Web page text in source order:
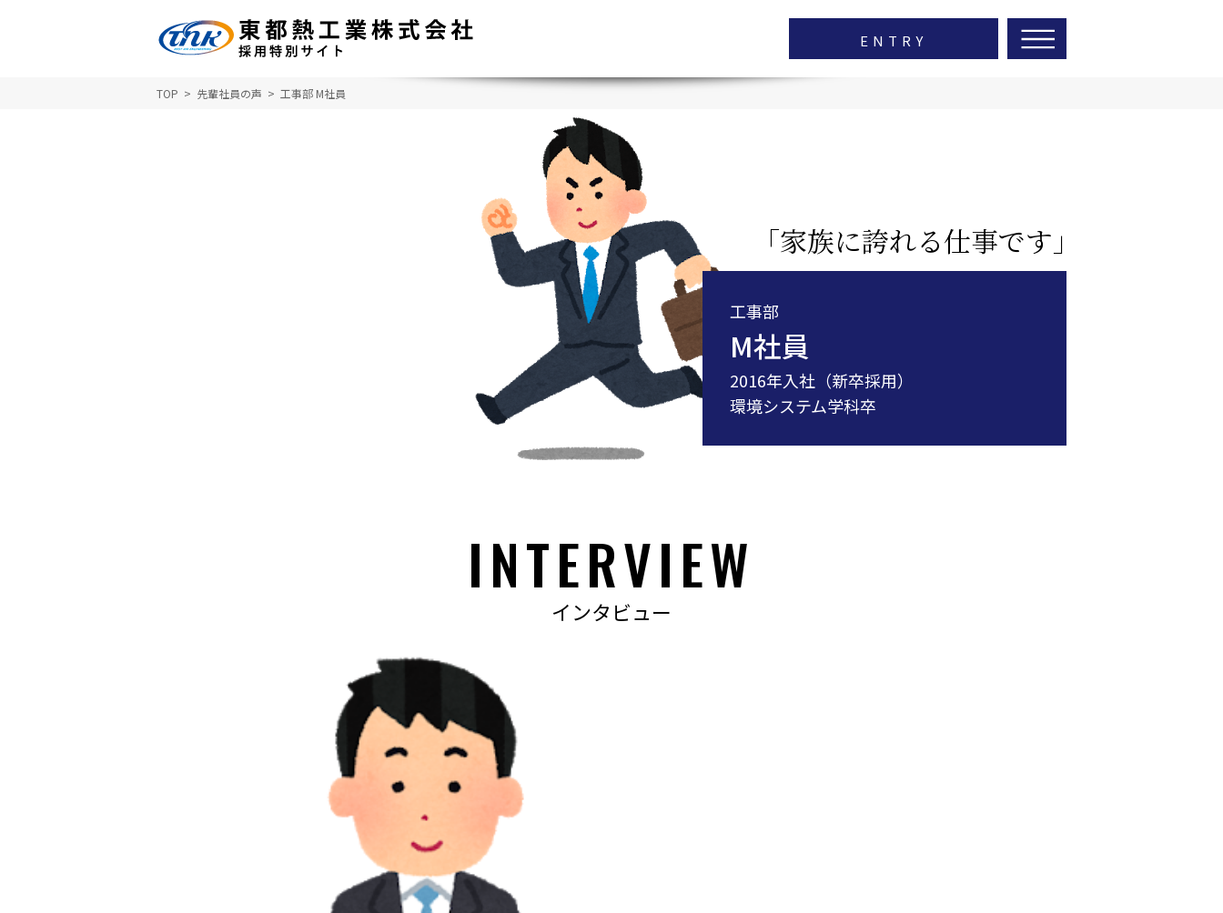
ENTRY
TOP 先輩社員の声 工事部 M社員
｢家族に誇れる仕事です｣
工事部
M社員
2016年入社（新卒採用）
環境システム学科卒
INTERVIEW
インタビュー